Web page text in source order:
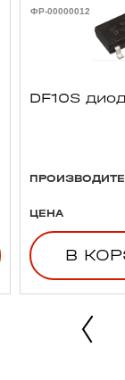
ФР-00000012
DF10S
ЦЕНА
В